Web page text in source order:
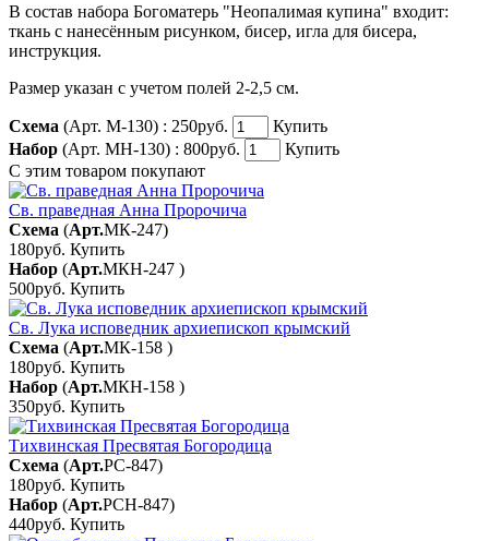
В состав набора Богоматерь "Неопалимая купина" входит:
ткань с нанесённым рисунком, бисер, игла для бисера,
инструкция.
Размер указан с учетом полей 2-2,5 см.
Схема (Арт. М-130) : 250руб.
Купить
Набор (Арт. МН-130) : 800руб.
Купить
С этим товаром покупают
Св. праведная Анна Пророчича
Схема (Арт.МК-247)
180руб. Купить
Набор (Арт.МКН-247 )
500руб. Купить
Св. Лука исповедник архиепископ крымский
Схема (Арт.МК-158 )
180руб. Купить
Набор (Арт.МКН-158 )
350руб. Купить
Тихвинская Пресвятая Богородица
Схема (Арт.РС-847)
180руб. Купить
Набор (Арт.РСН-847)
440руб. Купить